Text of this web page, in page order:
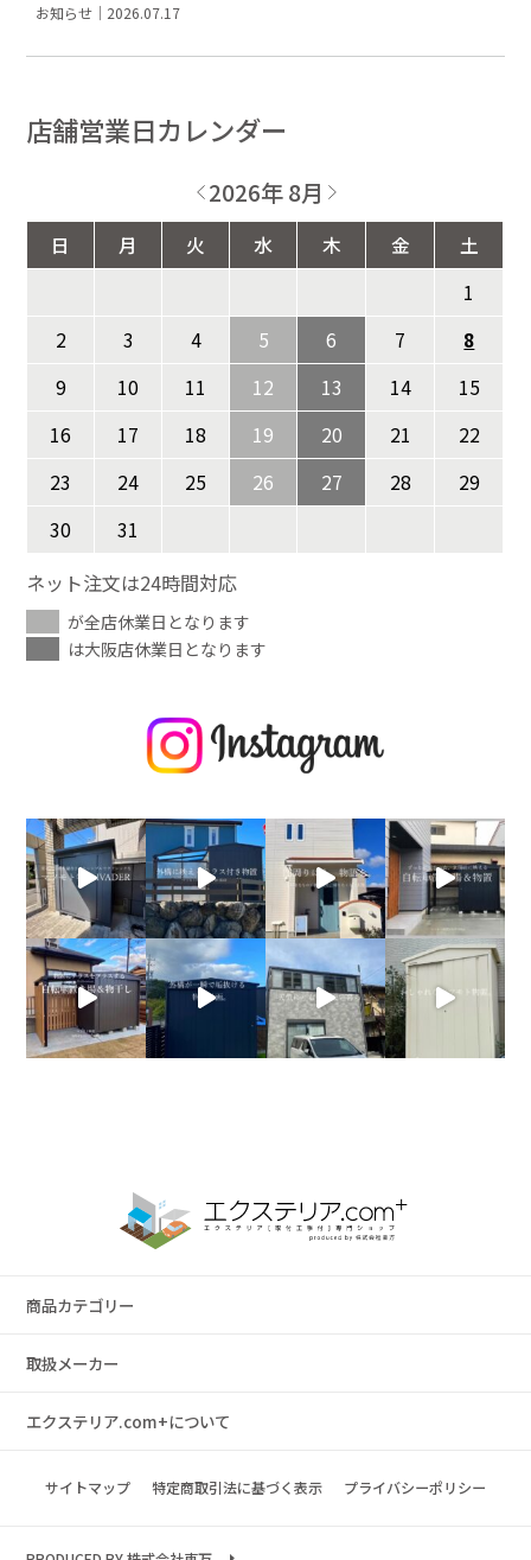
お知らせ｜2026.07.17
店舗営業日カレンダー
2026年 8月
日 月 火 水 木 金
土
1
2
3 4 5 6 7
8
9
10 11 12 13 14
15
16
17 18 19 20 21
22
23
24 25 26 27 28
29
30
31
ネット注文は24時間対応
が全店休業日となります
は大阪店休業日となります
商品カテゴリー
取扱メーカー
エクステリア.com+について
サイトマップ 特定商取引法に基づく表示 プライバシーポリシー